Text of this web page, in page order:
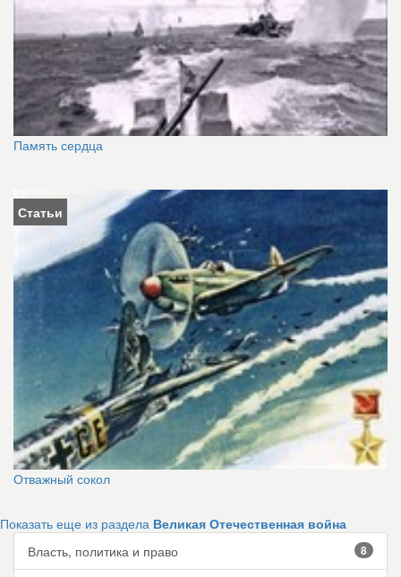
Память сердца
Статьи
Отважный сокол
Показать еще из раздела Великая Отечественная война
Власть, политика и право
8